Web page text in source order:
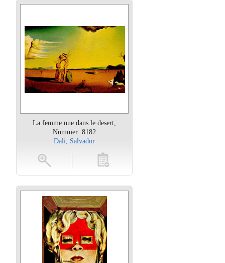
La femme nue dans le desert,
Nummer: 8182
Dali, Salvador
toevoegen